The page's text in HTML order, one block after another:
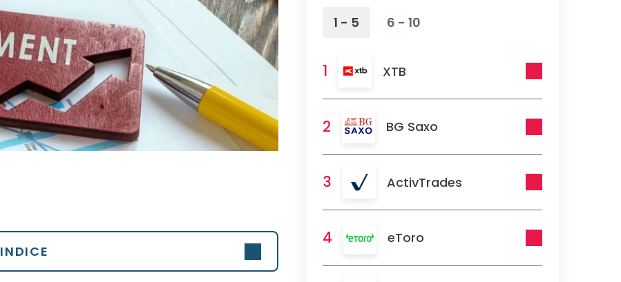
INDICE
1 - 5 6 - 10
1 XTB
2 BG Saxo
3 ActivTrades
4 eToro